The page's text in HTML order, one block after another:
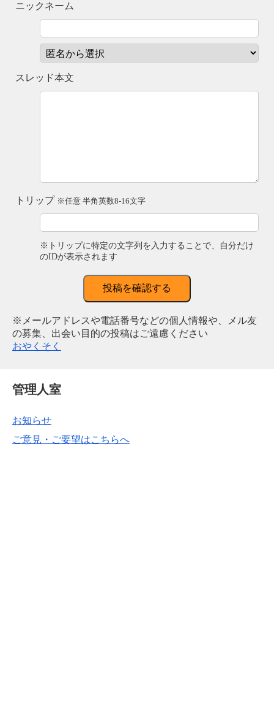
ニックネーム
スレッド本文
トリップ ※任意 半角英数8-16文字
※トリップに特定の文字列を入力することで、自分だけ
のIDが表示されます
投稿を確認する
※メールアドレスや電話番号などの個人情報や、メル友
の募集、出会い目的の投稿はご遠慮ください
おやくそく
管理人室
お知らせ
ご意見・ご要望はこちらへ